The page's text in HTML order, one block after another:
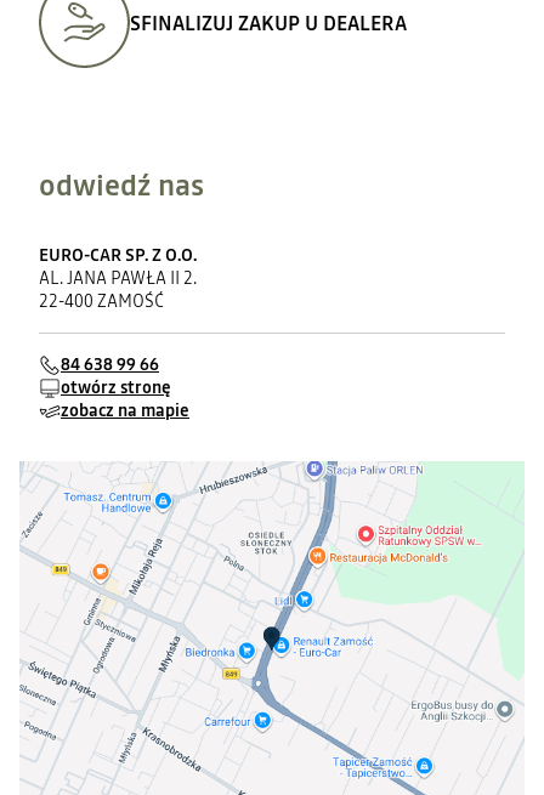
SFINALIZUJ ZAKUP U DEALERA
odwiedź nas
EURO-CAR SP. Z O.O.
AL. JANA PAWŁA II 2.
22-400 ZAMOŚĆ
84 638 99 66
otwórz stronę
zobacz na mapie